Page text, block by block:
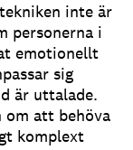
inte är
personerna i
emotionellt
sig
är uttalade.
om att behöva
komplext